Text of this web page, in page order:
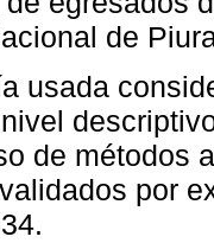
de
usada
de métodos
por